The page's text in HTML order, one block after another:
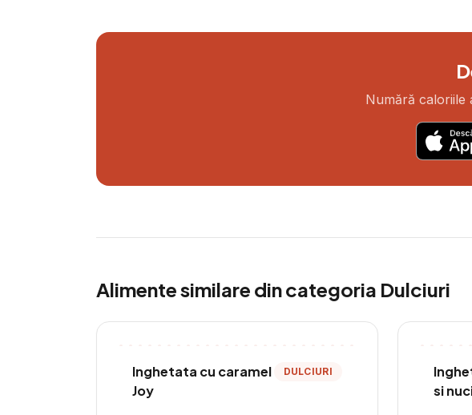
Numără caloriile
Alimente similare din categoria Dulciuri
Inghetata cu caramel
Joy
DULCIURI
si